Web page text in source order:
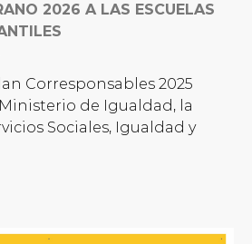
2026 A LAS ESCUELAS
Corresponsables 2025
de Igualdad, la
Sociales, Igualdad y